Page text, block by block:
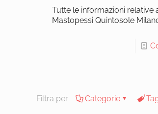
Tutte le informazioni relative
Mastopessi Quintosole
Filtra per Categorie